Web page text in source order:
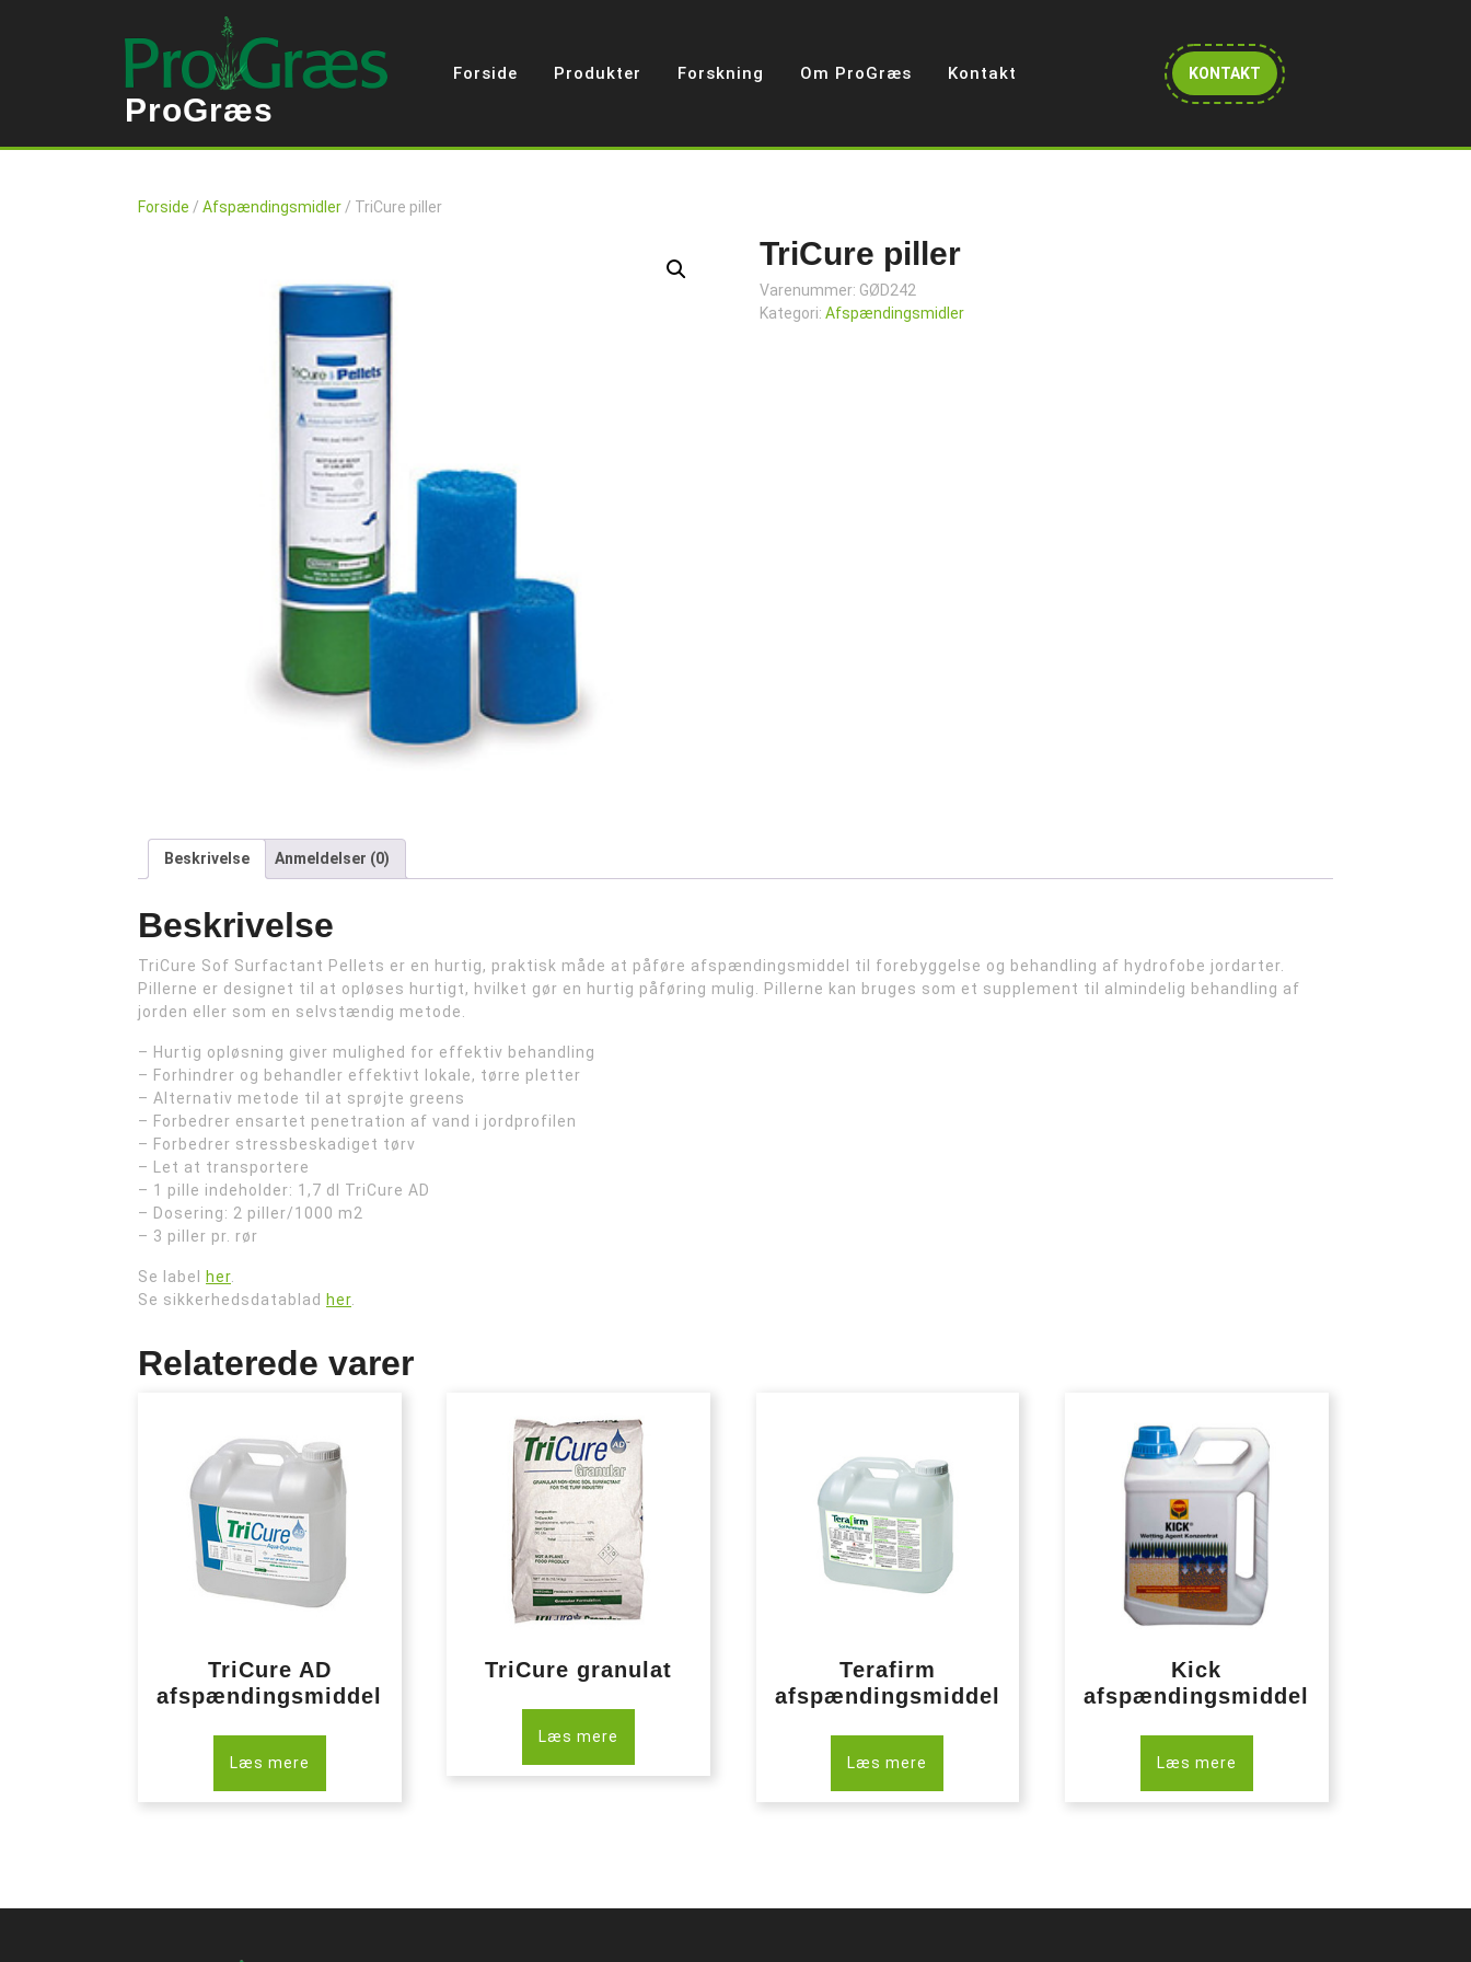
ProGræs
Forside Produkter Forskning Om ProGræs Kontakt KONTAKT Get
A
Forside / Afspændingsmidler / TriCure piller
TriCure piller
Varenummer: GØD242
Kategori: Afspændingsmidler
Beskrivelse Anmeldelser (0)
Beskrivelse
TriCure Sof Surfactant Pellets er en hurtig, praktisk måde at påføre afspændingsmiddel til forebyggelse og behandling af hydrofobe jordarter.
Pillerne er designet til at opløses hurtigt, hvilket gør en hurtig påføring mulig. Pillerne kan bruges som et supplement til almindelig behandling af
jorden eller som en selvstændig metode.
– Hurtig opløsning giver mulighed for effektiv behandling
– Forhindrer og behandler effektivt lokale, tørre pletter
– Alternativ metode til at sprøjte greens
– Forbedrer ensartet penetration af vand i jordprofilen
– Forbedrer stressbeskadiget tørv
– Let at transportere
– 1 pille indeholder: 1,7 dl TriCure AD
– Dosering: 2 piller/1000 m2
– 3 piller pr. rør
Se label her
Se sikkerhedsdatablad her
Relaterede varer
TriCure AD
afspændingsmiddel
Læs mere
TriCure granulat
Læs mere
Terafirm
afspændingsmiddel
Læs mere
Kick
afspændingsmiddel
Læs mere